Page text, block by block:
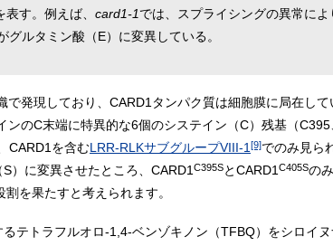
す。例えば、 card1-1では、スプライシングの異常に
ルタミン酸（E）に変異している。
で発現しており、CARD1タンパク質は細胞膜に局在し
のC末端に特異的な6個のシステイン（C）残基（C395
CARD1を含むLRR-RLKサブグループVIII-1 [9]でのみ見ら
）に変異させたところ、CARD1 C395SとCARD1 C405Sの
を果たすと考えられます。
テトラフルオロ-1,4-ベンゾキノン（TFBQ）をシロイ